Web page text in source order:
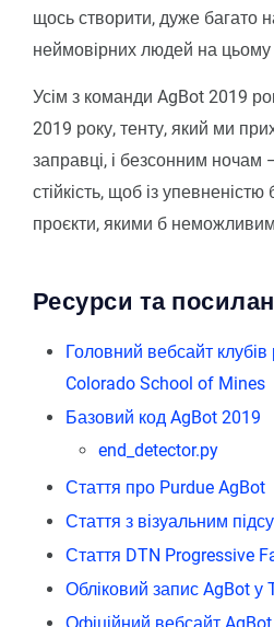
щось створити, дуже багато
неймовірних людей на
Усім з команди AgBot 2019
2019 року, тенту, який ми
заправці, і безсонним
стійкість, щоб із упевненістю
проєкти, якими б
Ресурси та
Головний вебсайт клубів
Colorado School of Mines
Базовий код AgBot 2019
end_detector.py
Стаття про Purdue AgBot
Стаття з візуальним
Стаття DTN Progressive
Обліковий запис AgBot у
Офіційний вебсайт AgBot